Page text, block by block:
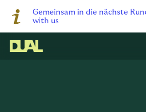
Gemeinsam in die nächste
with us